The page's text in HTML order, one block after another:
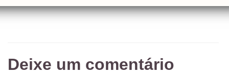
Deixe um comentário